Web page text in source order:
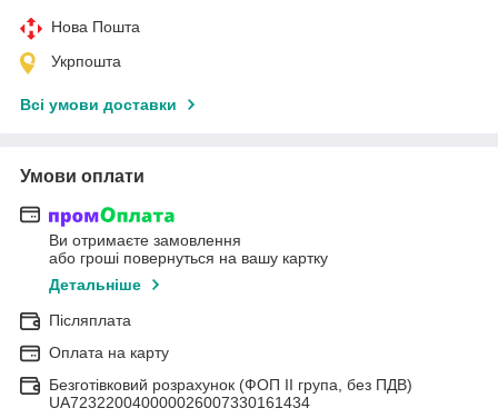
Нова Пошта
Укрпошта
Всі умови доставки
Умови оплати
Ви отримаєте замовлення
або гроші повернуться на вашу картку
Детальніше
Післяплата
Оплата на карту
Безготівковий розрахунок (ФОП II група, без ПДВ)
UA723220040000026007330161434